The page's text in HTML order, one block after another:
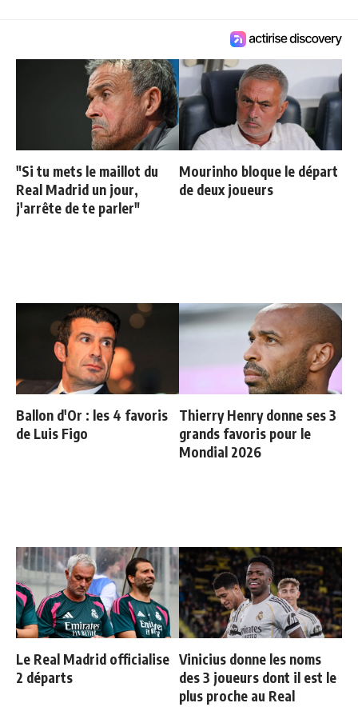
"Si tu mets le maillot du
Real Madrid un jour,
j'arrête de te parler"
Mourinho bloque le départ
de deux joueurs
Ballon d'Or : les 4 favoris
de Luis Figo
Thierry Henry donne ses 3
grands favoris pour le
Mondial 2026
Le Real Madrid officialise
2 départs
Vinicius donne les noms
des 3 joueurs dont il est le
plus proche au Real